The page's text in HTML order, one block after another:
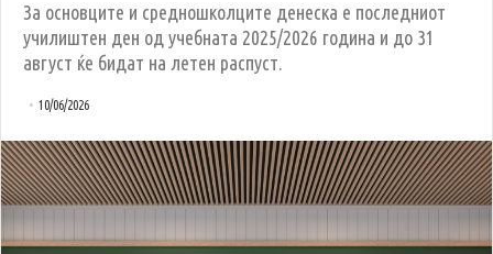
За основците и средношколците денеска е последниот
училиштен ден од учебната 2025/2026 година и до 31
август ќе бидат на летен распуст.
10/06/2026